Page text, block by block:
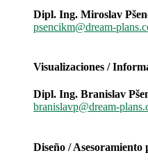
Dipl. Ing. Miroslav
psencikm@dream-
Visualizaciones /
Dipl. Ing. Branislav
branislavp@dream-
Diseño / Asesoramiento